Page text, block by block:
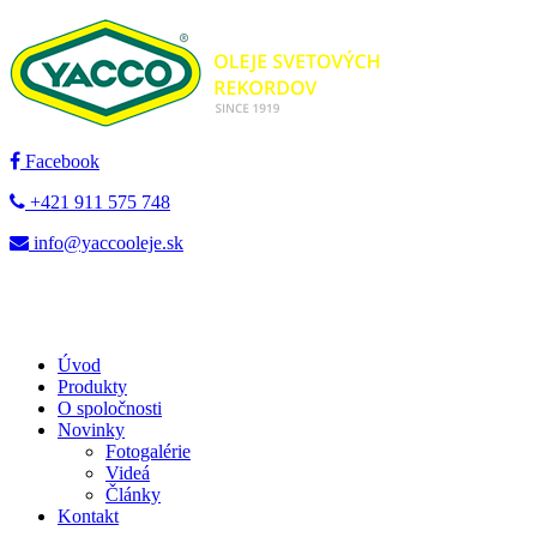
Facebook
+421 911 575 748
info@yaccooleje.sk
Úvod
Produkty
O spoločnosti
Novinky
Fotogalérie
Videá
Články
Kontakt